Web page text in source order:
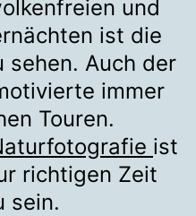
und
ist die
sehen. Auch der
immer
Touren.
ist
richtigen Zeit
sein.